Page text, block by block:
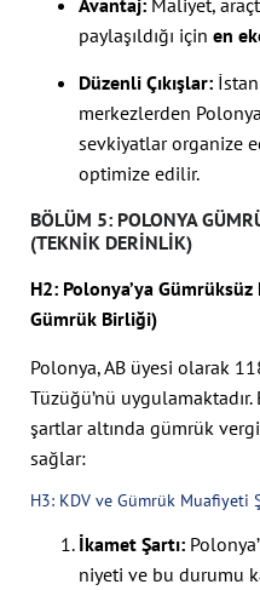
paylaşıldığı için en
Düzenli Çıkışlar:
merkezlerden
sevkiyatlar organize
optimize edilir.
BÖLÜM 5: POLONYA
(TEKNIK DERINLIK)
H2: Polonya’ya Gümrüksüz
Gümrük Birliği)
Polonya, AB üyesi olarak
Tüzüğü’nü
şartlar altında gümrük
sağlar:
H3: KDV ve Gümrük Muafiyeti
İkamet Şartı:
niyeti ve bu durumu